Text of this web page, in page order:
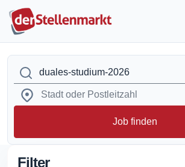
Job finden
Filter